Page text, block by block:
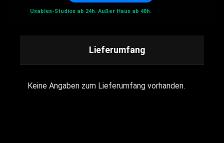
Usables-Studios ab 24h. Außer Haus ab 48h.
Lieferumfang
Keine Angaben zum Lieferumfang vorhanden.